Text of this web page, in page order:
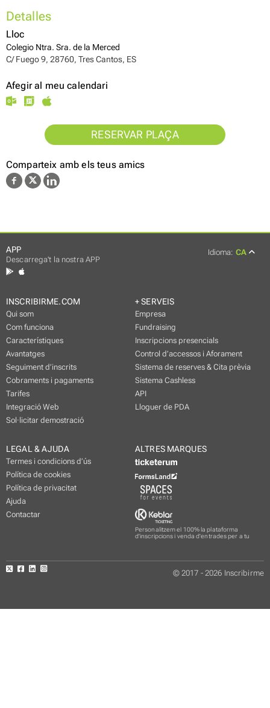
Detalles
Lloc
Colegio Ntra. Sra. de la Merced
C/ Fuego 9, 28760, Tres Cantos, ES
Afegir al meu calendari
RESERVAR PLAÇA
Comparteix amb els teus amics
INSCRIBIRME.COM
Qui som
Com funciona
Característiques
Avantatges
Seguiment d’inscrits
Cobraments i pagaments
Tarifes
Integració Web
Sol·licitar demostració
+ SERVEIS
Empresa
Fundraising
Inscripcions presencials
Control d’accessos i Aforament
Sistema de reserves & Cita prèvia
Sistema Cashless
API
Lloguer de PDA
LEGAL & AJUDA
Termes i condicions d’ús
Política de cookies
Política de privacitat
Ajuda
Contactar
APP
Descarrega't la nostra APP
Idioma: CA
ALTRES MARQUES
Personalitzem el 100% la plataforma
d'inscripcions i venda d'entrades per a tu
© 2017 - 2026 Inscribirme